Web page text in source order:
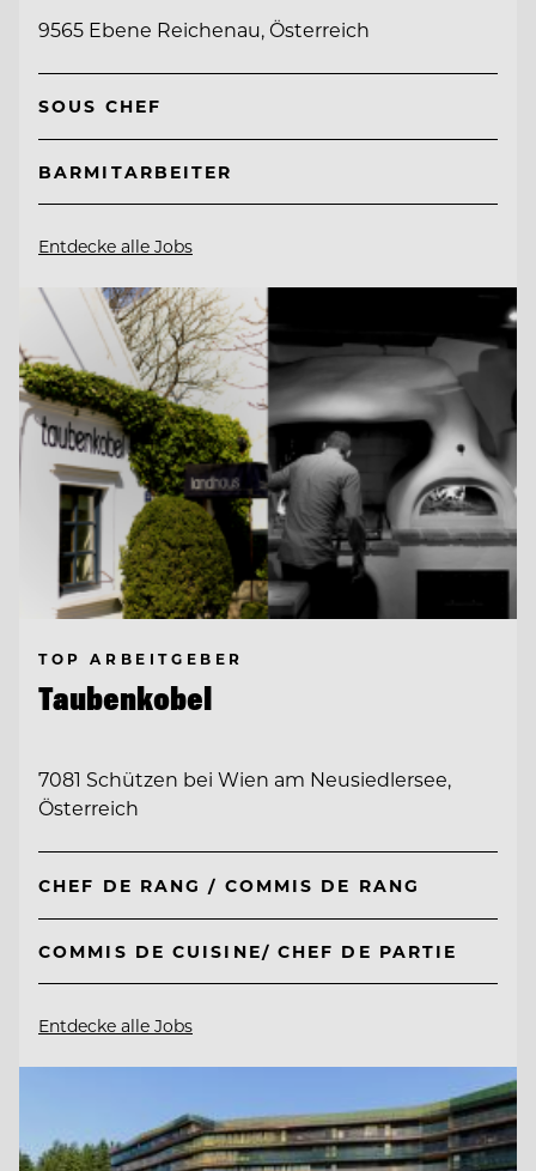
9565 Ebene Reichenau, Österreich
SOUS CHEF
BARMITARBEITER
Entdecke alle Jobs
TOP ARBEITGEBER
Taubenkobel
7081 Schützen bei Wien am Neusiedlersee,
Österreich
CHEF DE RANG / COMMIS DE RANG
COMMIS DE CUISINE/ CHEF DE PARTIE
Entdecke alle Jobs